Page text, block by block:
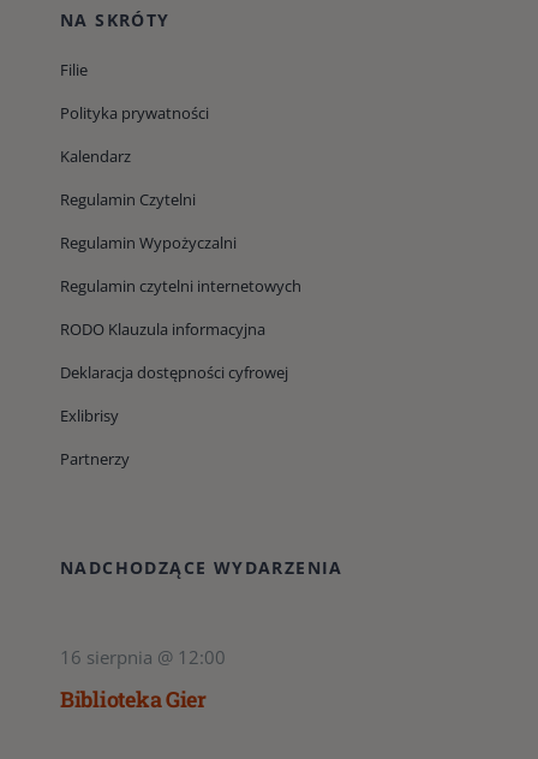
NA SKRÓTY
Filie
Polityka prywatności
Kalendarz
Regulamin Czytelni
Regulamin Wypożyczalni
Regulamin czytelni internetowych
RODO Klauzula informacyjna
Deklaracja dostępności cyfrowej
Exlibrisy
Partnerzy
NADCHODZĄCE WYDARZENIA
16 sierpnia @ 12:00
Biblioteka Gier